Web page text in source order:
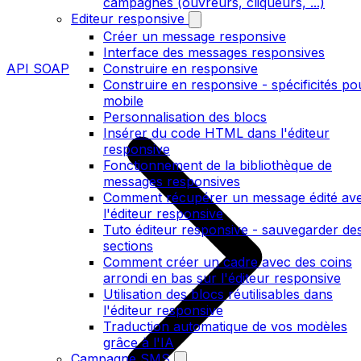
Editeur responsive
Créer un message responsive
Interface des messages responsives
Construire en responsive
Construire en responsive - spécificités
mobile
Personnalisation des blocs
Insérer du code HTML dans l'éditeur
responsive
Fonctionnement de la bibliothèque de
messages responsives
Comment récupérer un message édité
l'éditeur responsive
Tuto éditeur responsive - sauvegarder
sections
Comment créer un cadre avec des coins
arrondi en bas sur l'éditeur responsive
Utilisation des blocs réutilisables dans
l'éditeur responsive
Traduction automatique de vos modèles
grâce à l'IA
API SOAP